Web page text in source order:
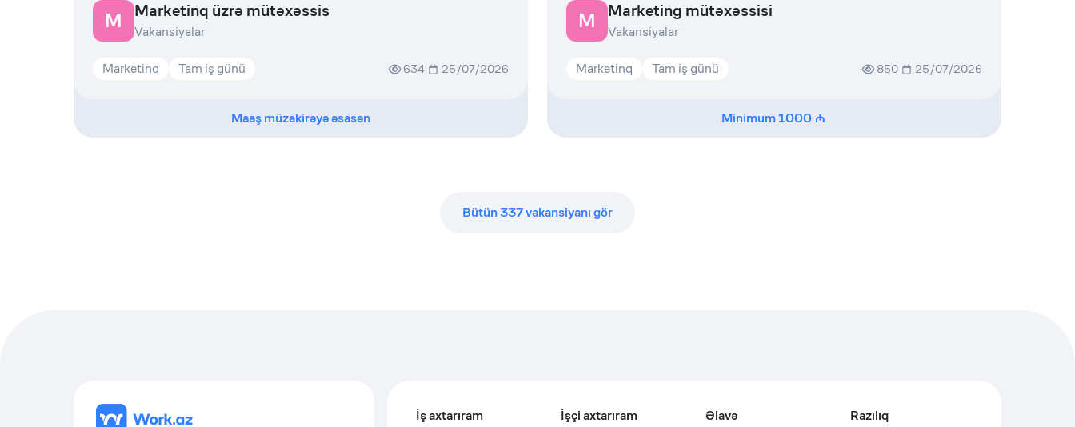
M Marketinq üzrə mütəxəssis
Vakansiyalar
Marketinq Tam iş günü 634 25/07/2026
Maaş müzakirəyə əsasən
M Marketing mütəxəssisi
Vakansiyalar
Marketinq Tam iş günü 850 25/07/2026
Minimum1000
Bütün337vakansiyanı gör
İş axtarıram İşçi axtarıram Əlavə Razılıq